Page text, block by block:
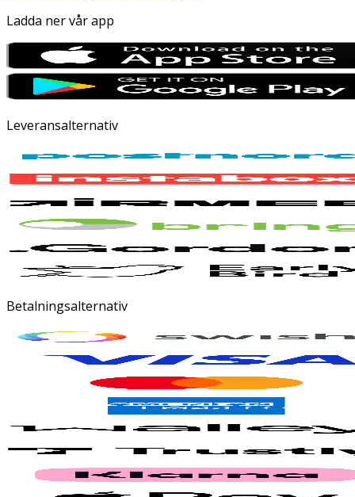
Ladda ner vår app
Leveransalternativ
Betalningsalternativ